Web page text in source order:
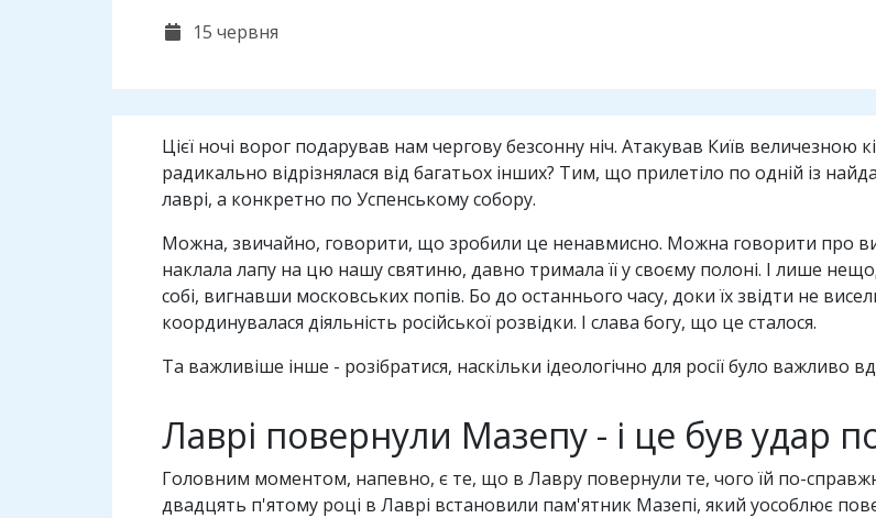
15 червня
Цієї ночі ворог подарував нам чергову безсонну ніч. Атакував Київ величезною
радикально відрізнялася від багатьох інших? Тим, що прилетіло по одній із
лаврі, а конкретно по Успенському собору.
Можна, звичайно, говорити, що зробили це ненавмисно. Можна говорити про
наклала лапу на цю нашу святиню, давно тримала її у своєму полоні. І лише
собі, вигнавши московських попів. Бо до останнього часу, доки їх звідти не
координувалася діяльність російської розвідки. І слава богу, що це сталося.
Та важливіше інше - розібратися, наскільки ідеологічно для росії було важливо
Лаврі повернули Мазепу - і це був удар
Головним моментом, напевно, є те, що в Лавру повернули те, чого їй по-
двадцять п'ятому році в Лаврі встановили пам'ятник Мазепі, який уособлює